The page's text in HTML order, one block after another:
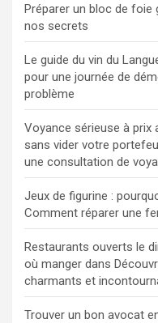
Préparer un bloc de foie
nos secrets
Le guide du vin du
pour une journée de
problème
Voyance sérieuse à prix
sans vider votre
une consultation de
Jeux de figurine :
Comment réparer une
Restaurants ouverts le
où manger dans
charmants et
Trouver un bon avocat